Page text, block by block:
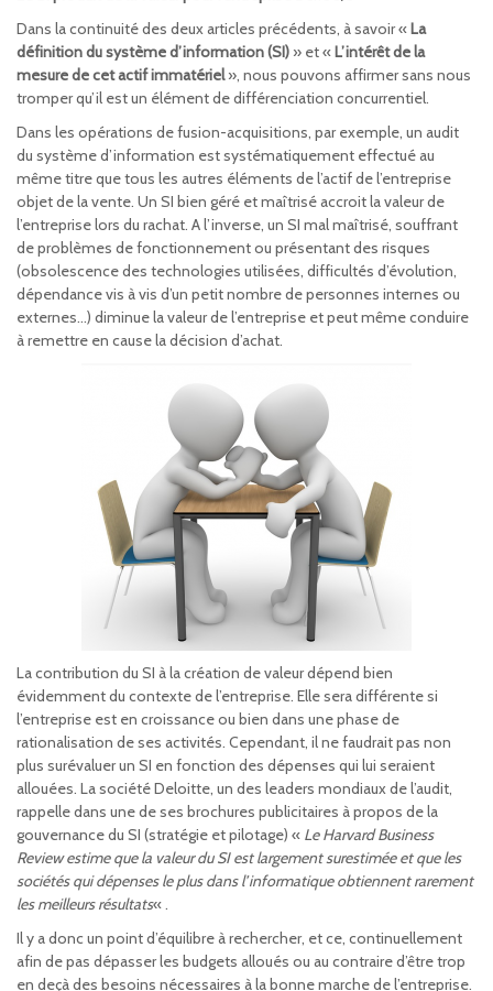
Dans la continuité des deux articles précédents, à savoir «La
définition du système d’information (SI) » et «L’intérêt de la
mesure de cet actif immatériel», nous pouvons affirmer sans nous
tromper qu’il est un élément de différenciation concurrentiel.
Dans les opérations de fusion-acquisitions, par exemple, un audit
du système d’information est systématiquement effectué au
même titre que tous les autres éléments de l’actif de l’entreprise
objet de la vente. Un SI bien géré et maîtrisé accroit la valeur de
l’entreprise lors du rachat. A l’inverse, un SI mal maîtrisé, souffrant
de problèmes de fonctionnement ou présentant des risques
(obsolescence des technologies utilisées, difficultés d’évolution,
dépendance vis à vis d’un petit nombre de personnes internes ou
externes…) diminue la valeur de l’entreprise et peut même conduire
à remettre en cause la décision d’achat.
La contribution du SI à la création de valeur dépend bien
évidemment du contexte de l’entreprise. Elle sera différente si
l’entreprise est en croissance ou bien dans une phase de
rationalisation de ses activités. Cependant, il ne faudrait pas non
plus surévaluer un SI en fonction des dépenses qui lui seraient
allouées. La société Deloitte, un des leaders mondiaux de l’audit,
rappelle dans une de ses brochures publicitaires à propos de la
gouvernance du SI (stratégie et pilotage) « Le Harvard Business
Review estime que la valeur du SI est largement surestimée et que les
sociétés qui dépenses le plus dans l’informatique obtiennent rarement
les meilleurs résultats« .
Il y a donc un point d’équilibre à rechercher, et ce, continuellement
afin de pas dépasser les budgets alloués ou au contraire d’être trop
en deçà des besoins nécessaires à la bonne marche de l’entreprise.